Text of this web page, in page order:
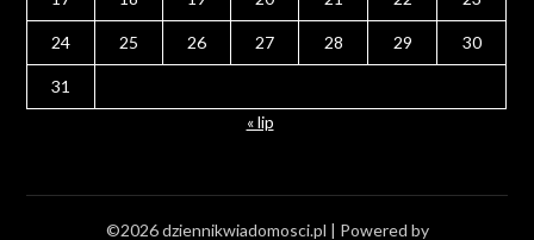
24 25 26 27 28 29 30
31
« lip
©2026 dziennikwiadomosci.pl | Powered by